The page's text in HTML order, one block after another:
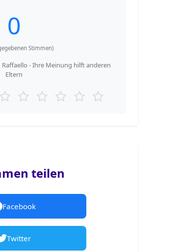
0
Stimmen)
- Ihre Meinung hilft anderen
Eltern
teilen
Facebook
Twitter